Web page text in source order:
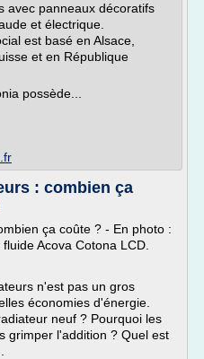
avec panneaux décoratifs
et électrique.
est basé en Alsace,
et en République
possède...
: combien ça
ça coûte ? - En photo :
Acova Cotona LCD.
n'est pas un gros
économies d'énergie.
neuf ? Pourquoi les
grimper l'addition ? Quel est